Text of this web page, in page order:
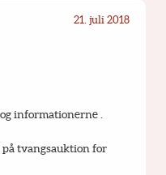
21. juli 2018
informationerne .
tvangsauktion for